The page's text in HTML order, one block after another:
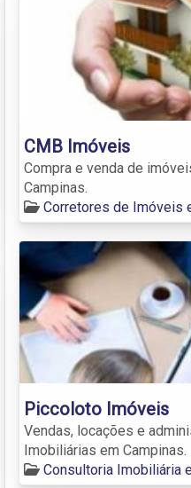
CMB Imóveis
Compra e venda de
Campinas.
Corretores de Imóveis
Piccoloto Imóveis
Vendas, locações e
Imobiliárias em Campinas.
Consultoria Imobiliária